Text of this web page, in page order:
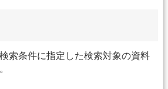
索条件に指定した検索対象の資料